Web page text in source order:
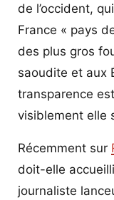
de l’occident,
France « pays
des plus gros
saoudite et aux
transparence
visiblement elle
Récemment sur
doit-elle
journaliste